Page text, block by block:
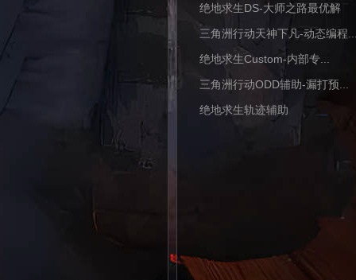
绝地求生DS-大师之路最优解
三角洲行动天神下凡-动态编程
绝地求生Custom-内部专...
三角洲行动ODD辅助-漏打预...
绝地求生轨迹辅助